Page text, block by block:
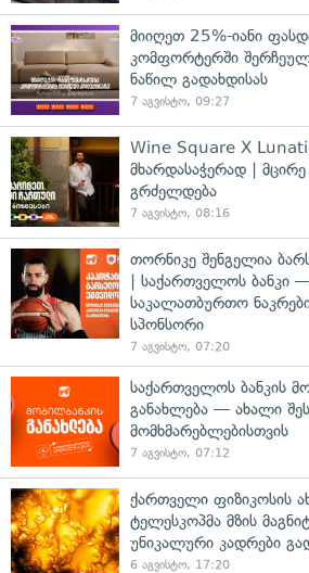
მიიღეთ 25%-იანი
კომფორტერში
ნაწილ გადახდისას
7 აგვისტო, 09:27
Wine Square X
მხარდასაჭერად | მცირე
გრძელდება
7 აგვისტო, 08:16
თორნიკე შენგელია
| საქართველოს ბანკი
საკალათბურთო
სპონსორი
7 აგვისტო, 07:20
საქართველოს ბანკის
განახლება — ახალი
მომხმარებლებისთვის
7 აგვისტო, 07:12
ქართველი ფიზიკოსის
ტელესკოპმა მზის
უნიკალური კადრები
6 აგვისტო, 17:20